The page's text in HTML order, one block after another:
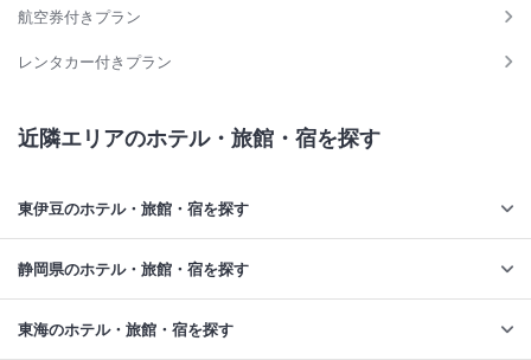
航空券付きプラン
レンタカー付きプラン
近隣エリアのホテル・旅館・宿を探す
東伊豆のホテル・旅館・宿を探す
静岡県のホテル・旅館・宿を探す
東海のホテル・旅館・宿を探す